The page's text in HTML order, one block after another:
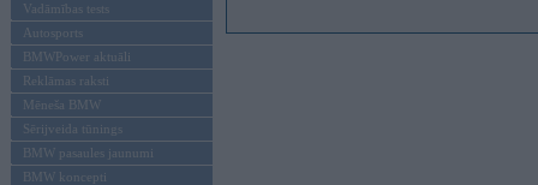
Vadāmības tests
Autosports
BMWPower aktuāli
Reklāmas raksti
Mēneša BMW
Sērijveida tūnings
BMW pasaules jaunumi
BMW koncepti